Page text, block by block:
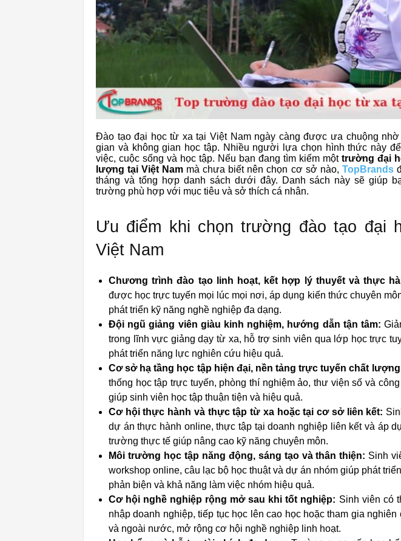
Đào tạo đại học từ xa tại Việt Nam ngày càng được ưa chuộng
gian và không gian học tập. Nhiều người lựa chọn hình thức này
việc, cuộc sống và học tập. Nếu bạn đang tìm kiếm mộttrường đại
lượng tại Việt Nam mà chưa biết nên chọn cơ sở nào, TopBrands
tháng và tổng hợp danh sách dưới đây. Danh sách này sẽ giúp
trường phù hợp với mục tiêu và sở thích cá nhân.
Ưu điểm khi chọn trường đào tạo đại
Việt Nam
Chương trình đào tạo linh hoạt, kết hợp lý thuyết và thực
được học trực tuyến mọi lúc mọi nơi, áp dụng kiến thức chuyên
phát triển kỹ năng nghề nghiệp đa dạng.
Đội ngũ giảng viên giàu kinh nghiệm, hướng dẫn tận tâm:
trong lĩnh vực giảng dạy từ xa, hỗ trợ sinh viên qua lớp học trực
phát triển năng lực nghiên cứu hiệu quả.
Cơ sở hạ tầng học tập hiện đại, nền tảng trực tuyến chất
thống học tập trực tuyến, phòng thí nghiệm ảo, thư viện số và
giúp sinh viên học tập thuận tiện và hiệu quả.
Cơ hội thực hành và thực tập từ xa hoặc tại cơ sở liên kết:
dự án thực hành online, thực tập tại doanh nghiệp liên kết và áp
trường thực tế giúp nâng cao kỹ năng chuyên môn.
Môi trường học tập năng động, sáng tạo và thân thiện: Sinh
workshop online, câu lạc bộ học thuật và dự án nhóm giúp phát
phản biện và khả năng làm việc nhóm hiệu quả.
Cơ hội nghề nghiệp rộng mở sau khi tốt nghiệp: Sinh viên có
nhập doanh nghiệp, tiếp tục học lên cao học hoặc tham gia nghiên
và ngoài nước, mở rộng cơ hội nghề nghiệp linh hoạt.